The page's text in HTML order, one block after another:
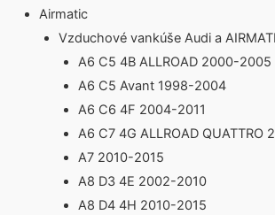
Airmatic
Vzduchové vankúše Audi a
A6 C5 4B ALLROAD 2000-2005
A6 C5 Avant 1998-2004
A6 C6 4F 2004-2011
A6 C7 4G ALLROAD QUATTRO
A7 2010-2015
A8 D3 4E 2002-2010
A8 D4 4H 2010-2015